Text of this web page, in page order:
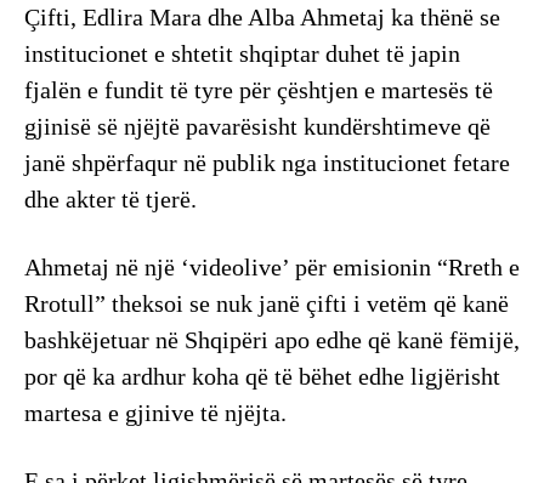
Çifti, Edlira Mara dhe Alba Ahmetaj ka thënë se
institucionet e shtetit shqiptar duhet të japin
fjalën e fundit të tyre për çështjen e martesës të
gjinisë së njëjtë pavarësisht kundërshtimeve që
janë shpërfaqur në publik nga institucionet fetare
dhe akter të tjerë.
Ahmetaj në një ‘videolive’ për emisionin “Rreth e
Rrotull” theksoi se nuk janë çifti i vetëm që kanë
bashkëjetuar në Shqipëri apo edhe që kanë fëmijë,
por që ka ardhur koha që të bëhet edhe ligjërisht
martesa e gjinive të njëjta.